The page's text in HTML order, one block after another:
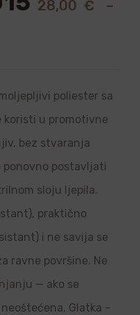
28,00 €
–
poliester sa
u promotivne
bez stvaranja
ponovno postavljati
sloju ljepila.
praktično
i ne savija se
ravne površine. Ne
— ako se
Glatka –